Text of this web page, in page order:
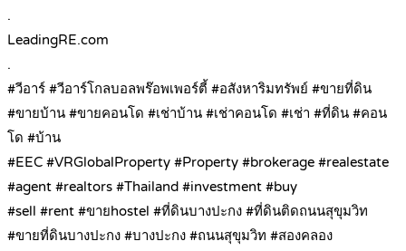
.
LeadingRE.com
.
#วีอาร์ #วีอาร์โกลบอลพร๊อพเพอร์ตี้ #อสังหาริมทรัพย์ #ขายที่ดิน
#ขายบ้าน #ขายคอนโด #เช่าบ้าน #เช่าคอนโด #เช่า #ที่ดิน #คอน
โด #บ้าน
#EEC #VRGlobalProperty #Property #brokerage #realestate
#agent #realtors #Thailand #investment #buy
#sell #rent #ขายhostel #ที่ดินบางปะกง #ที่ดินติดถนนสุขุมวิท
#ขายที่ดินบางปะกง #บางปะกง #ถนนสุขุมวิท #สองคลอง